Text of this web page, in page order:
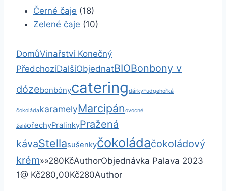
Černé čaje (18)
Zelené čaje (10)
DomůVinařství Konečný
PředchozíDalšíObjednatBIOBonbony v
dózebonbónycateringdárkyFudgehořká
čokoládakaramelyMarcipánovocné
želéořechyPralinkyPražená
kávaStellasušenkyčokoládačokoládový
krém»»280KčAuthorObjednávka Palava 2023
1@ Kč280,00Kč280Author